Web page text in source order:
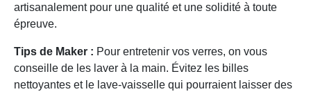
artisanalement pour une qualité et une solidité à toute
épreuve.
Tips de Maker : Pour entretenir vos verres, on vous
conseille de les laver à la main. Évitez les billes
nettoyantes et le lave-vaisselle qui pourraient laisser des